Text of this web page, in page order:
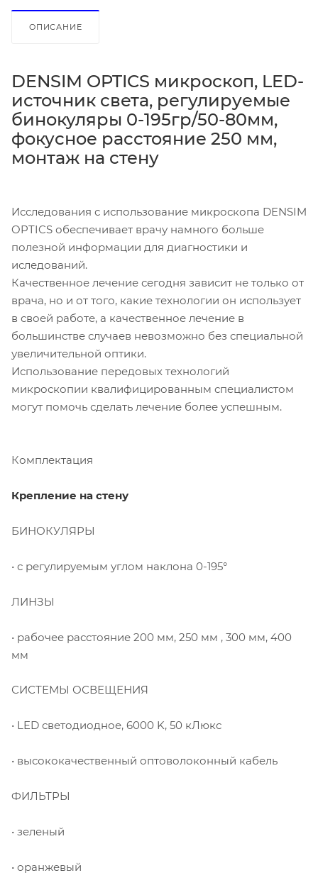
ОПИСАНИЕ
DENSIM OPTICS микроскоп, LED-
источник света, регулируемые
бинокуляры 0-195гр/50-80мм,
фокусное расстояние 250 мм,
монтаж на стену
Исследования с использование микроскопа DENSIM
OPTICS обеспечивает врачу намного больше
полезной информации для диагностики и
иследований.
Качественное лечение сегодня зависит не только от
врача, но и от того, какие технологии он использует
в своей работе, а качественное лечение в
большинстве случаев невозможно без специальной
увеличительной оптики.
Использование передовых технологий
микроскопии квалифицированным специалистом
могут помочь сделать лечение более успешным.
Комплектация
Крепление на стену
БИНОКУЛЯРЫ
• с регулируемым углом наклона 0-195°
ЛИНЗЫ
• рабочее расстояние 200 мм, 250 мм , 300 мм, 400
мм
СИСТЕМЫ ОСВЕЩЕНИЯ
• LED светодиодное, 6000 K, 50 кЛюкс
• высококачественный оптоволоконный кабель
ФИЛЬТРЫ
• зеленый
• оранжевый